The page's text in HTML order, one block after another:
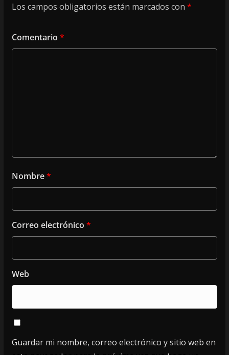
Los campos obligatorios están marcados con *
Comentario *
Nombre*
Correo electrónico *
Web
Guardar mi nombre, correo electrónico y sitio web en